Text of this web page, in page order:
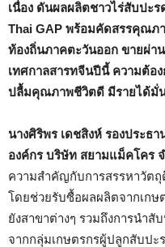
เนื่อง ดันผลผลิตชาวไร่สับปะ
Thai GAP พร้อมคัดสรรคุณภ
ท้องถิ่นภาคตะวันออก ขายผ่า
เทศกาลสารทจีนปีนี้ ความต้อง
ปลื้มคุณภาพชีวิตดี มีรายได้มั่
นางศิริพร เดชสิงห์ รองประธ
องค์กร บริษัท สยามแม็คโคร
ความสำคัญกับการสรรหาวัต
โดยช่วยรับซื้อผลผลิตจากเกษ
ยังสาขาต่างๆ รวมถึงการนำ
จากกลุ่มเกษตรกรผู้ปลูกสับปะ